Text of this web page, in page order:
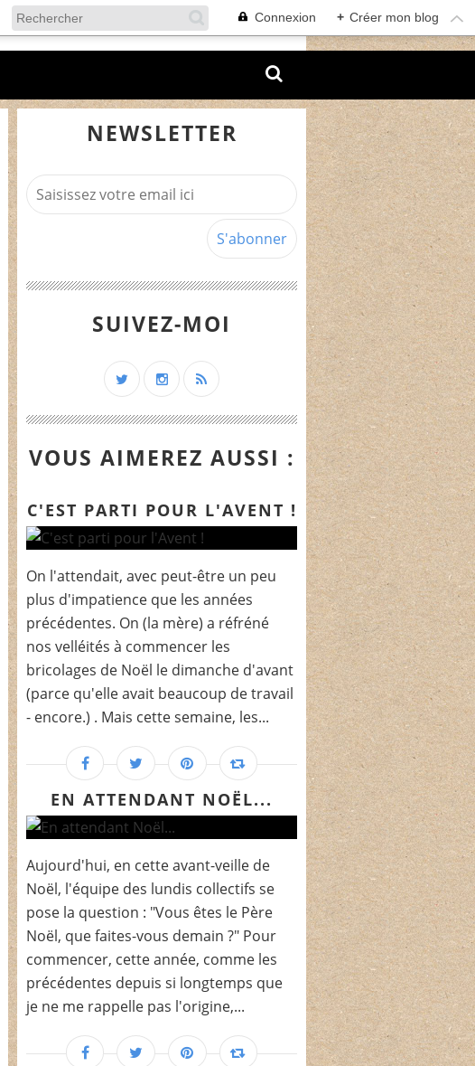
Connexion + Créer mon blog
NEWSLETTER
SUIVEZ-MOI
VOUS AIMEREZ AUSSI :
C'EST PARTI POUR L'AVENT !
On l'attendait, avec peut-être un peu
plus d'impatience que les années
précédentes. On (la mère) a réfréné
nos velléités à commencer les
bricolages de Noël le dimanche d'avant
(parce qu'elle avait beaucoup de travail
- encore.) . Mais cette semaine, les...
EN ATTENDANT NOËL...
Aujourd'hui, en cette avant-veille de
Noël, l'équipe des lundis collectifs se
pose la question : "Vous êtes le Père
Noël, que faites-vous demain ?" Pour
commencer, cette année, comme les
précédentes depuis si longtemps que
je ne me rappelle pas l'origine,...